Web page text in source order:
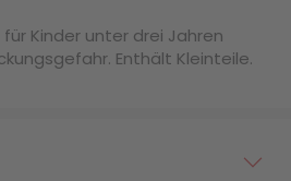
Kinder unter drei Jahren
Enthält Kleinteile.